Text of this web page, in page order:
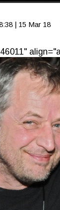
| 15 Mar 18